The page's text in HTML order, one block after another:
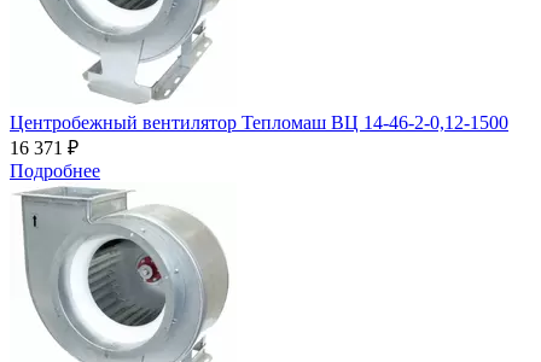
Центробежный вентилятор Тепломаш ВЦ 14-46-2-0,12-1500
16 371 ₽
Подробнее